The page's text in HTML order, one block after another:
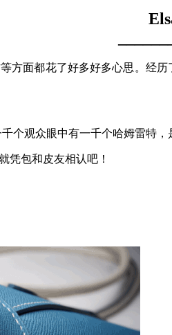
方面都花了好多好多心思。经
个观众眼中有一千个哈姆雷特
凭包和皮友相认吧！